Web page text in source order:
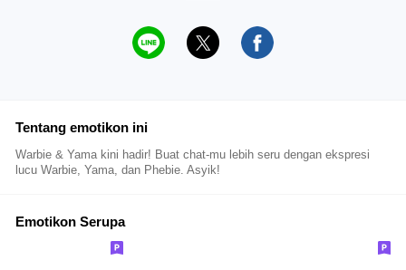
Tentang emotikon ini
Warbie & Yama kini hadir! Buat chat-mu lebih seru dengan ekspresi
lucu Warbie, Yama, dan Phebie. Asyik!
Emotikon Serupa